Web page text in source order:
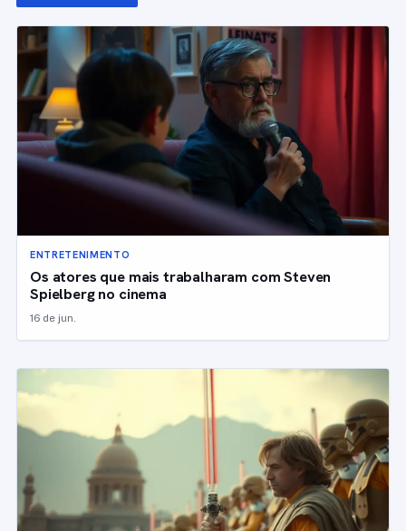
ENTRETENIMENTO
Os atores que mais trabalharam com Steven
Spielberg no cinema
16 de jun.